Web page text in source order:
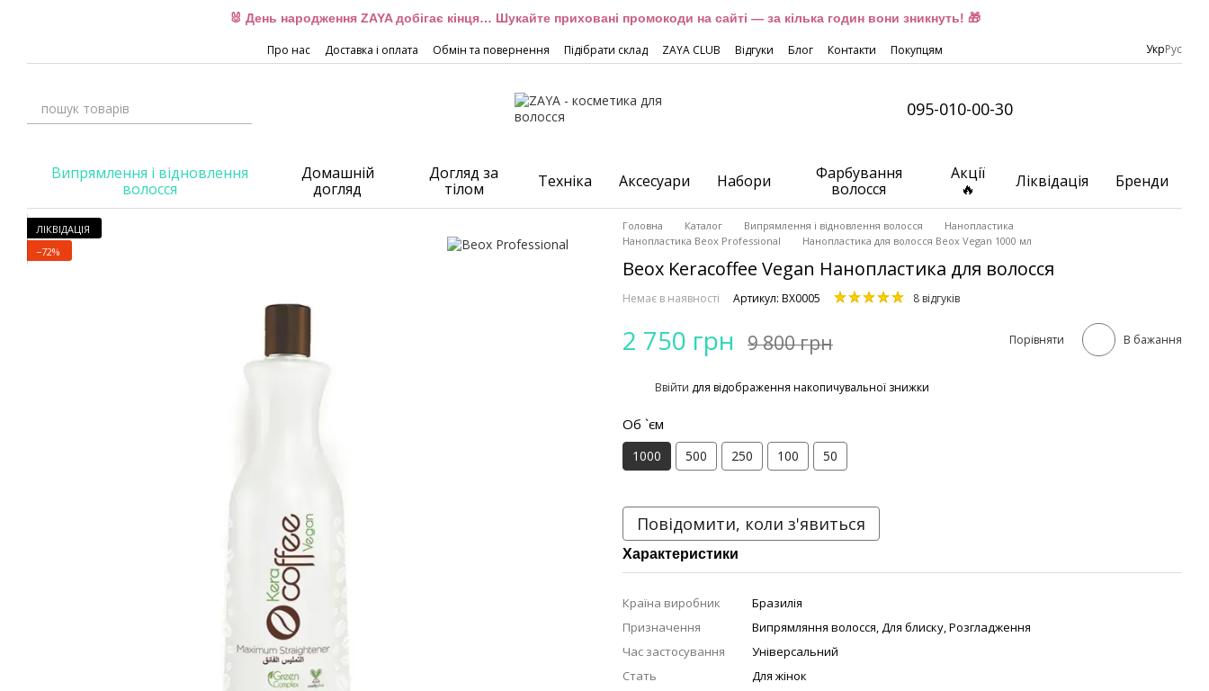
🐰 День народження ZAYA добігає кінця… Шукайте приховані промокоди на сайті — за кілька годин вони зникнуть! 🎁
Про нас Доставка і оплата Обмін та повернення Підібрати склад ZAYA CLUB Відгуки Блог Контакти Покупцям УкрРус
095-010-00-30
Випрямлення і відновлення
волосся
Домашній
догляд
Догляд за
тілом
Техніка Аксесуари Набори
Фарбування
волосся
Акції
🔥
Ліквідація Бренди
ЛІКВІДАЦІЯ
−72%
Головна Каталог Випрямлення і відновлення волосся
Нанопластика
Нанопластика Beox Professional
Нанопластика для волосся Beox Vegan 1000 мл
Beox Keracoffee Vegan Нанопластика для волосся
Немає в наявності Артикул: BX0005 8 відгуків
2 750 грн 9 800 грн Порівняти В бажання
Ввійти для відображення накопичувальної знижки
Об `єм
1000 500 250 100 50
Повідомити, коли з'явиться
Характеристики
Країна виробник
Бразилія
Призначення
Випрямляння волосся, Для блиску, Розгладження
Час застосування
Універсальний
Стать
Для жінок